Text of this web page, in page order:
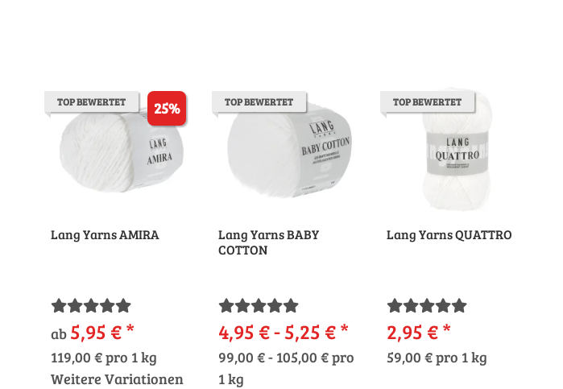
25%
TOP BEWERTET
Lang Yarns AMIRA
ab 5,95 €*
119,00 € pro 1 kg
Weitere Variationen
TOP BEWERTET
Lang Yarns BABY
COTTON
4,95 € -5,25 €*
99,00 € - 105,00 € pro
1 kg
TOP BEWERTET
Lang Yarns QUATTRO
2,95 €*
59,00 € pro 1 kg